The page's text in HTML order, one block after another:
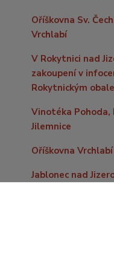
Oříškovna Sv.
Vrchlabí
V Rokytnici nad
zakoupení v
Rokytnickým
Vinotéka Pohoda,
Jilemnice
Oříškovna
Jablonec nad